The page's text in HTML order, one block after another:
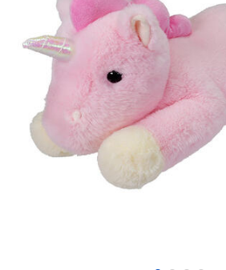
手工藝,文具,蠟筆,泥膠,畫板
娃娃, 芭比,收藏公仔
電子玩具
遊戲及拼圖系列
Play-Doh培樂多
Pokemon寶可夢
playpop
LEGO樂高
12~14歳
14歳以上